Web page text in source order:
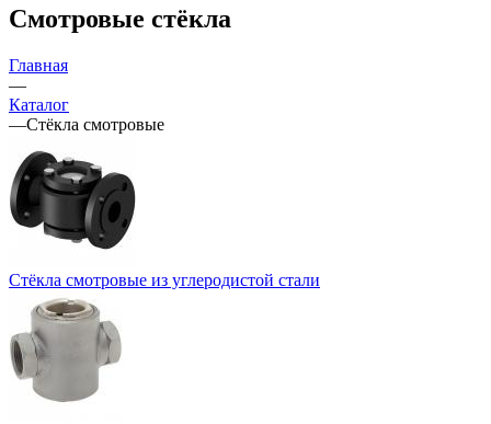
Смотровые стёкла
Главная
—
Каталог
—Стёкла смотровые
Стёкла смотровые из углеродистой стали